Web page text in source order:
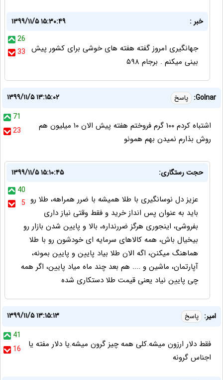
خبر :
۱۳۹۹/۱۱/۵ ۱۵:۳۰:۴۹
26
33 جهانگیری امروز گفته هفته های خوشی برای کشور پیش
بینی میکنم . برجام ۵۹۸
Golnar: پاسخ
۱۳۹۹/۱۱/۵ ۱۳:۱۵:۰۲
71
23
اشتباه کردم ۱۰۰ گرم فروختم هفته پیش الان ۱۰ میلیون هم
روش بذارم نمیدن بهم همونو
حجت رستگاری:
۱۳۹۹/۱۱/۵ ۱۵:۱۰:۴۵
40
5 عزیز دل نوسانگیری با طلا همیشه با ضرر همراهه، طلا رو
باید به عنوان پس انداز خرید و فقط وقتی نیاز داری
بفروشی، اینجوری هرگز ضررنداره، بالا و پایین شدن بازار رو
بیخیال باش، همه کالاهای سرمایه ای خودشون رو با طلا
هماهنگ میکنن، اگه الان طلا بیاد پایین و پایین بمونه،
آپارتمان، ماشین و .... هم بعد چند ماه میاد پایین، اگر همه
چی پایین نیاد یعنی قیمت طلا دستکاری شده
امیر: پاسخ
۱۳۹۹/۱۱/۵ ۱۳:۱۵:۱۳
41
16
فقط دلار ارزون میشه.کلی همه چیز گرون میشه.یا دلار مفته یا
اجناس گرونه